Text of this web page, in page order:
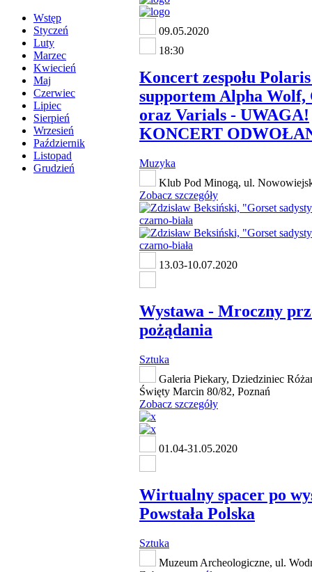
Wstęp
Styczeń
Luty
Marzec
Kwiecień
Maj
Czerwiec
Lipiec
Sierpień
Wrzesień
Październik
Listopad
Grudzień
09.05.2020
18:30
Koncert zespołu
supportem Alpha Wolf,
oraz Varials - UWAGA!
KONCERT
Muzyka
Klub Pod Minogą, ul.
Zobacz szczegóły
13.03-10.07.2020
Wystawa - Mroczny
pożądania
Sztuka
Galeria Piekary, Dziedziniec
Święty Marcin 80/82, Poznań
Zobacz szczegóły
01.04-31.05.2020
Wirtualny spacer po
Powstała Polska
Sztuka
Muzeum Archeologiczne, ul.